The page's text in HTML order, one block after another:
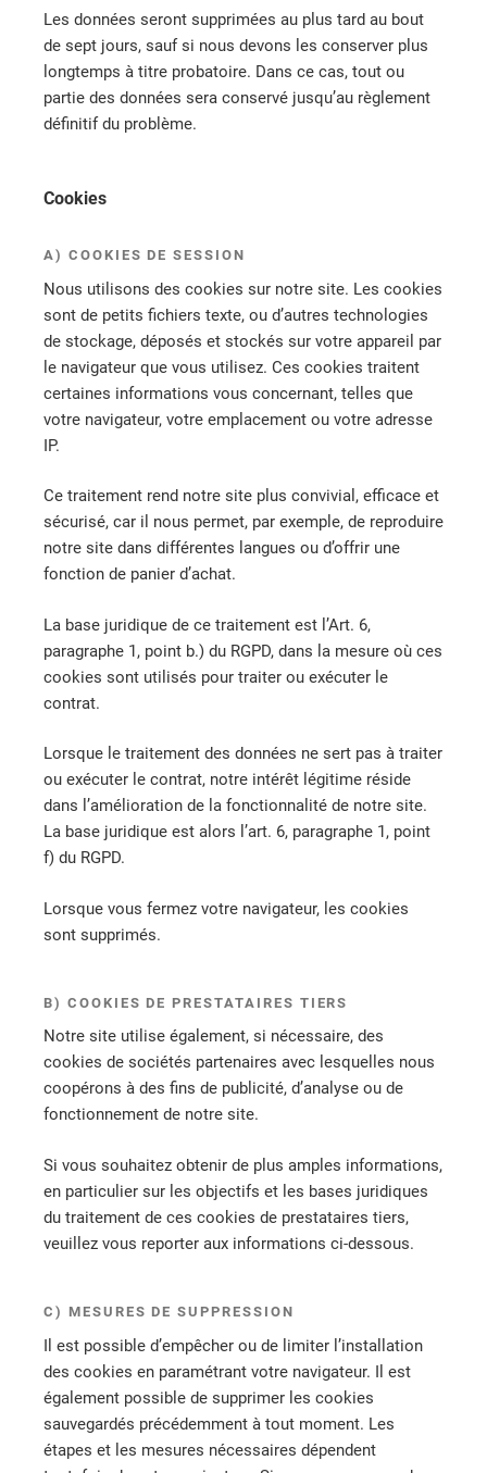
Les données seront supprimées au plus tard au bout
de sept jours, sauf si nous devons les conserver plus
longtemps à titre probatoire. Dans ce cas, tout ou
partie des données sera conservé jusqu’au règlement
définitif du problème.
Cookies
A) COOKIES DE SESSION
Nous utilisons des cookies sur notre site. Les cookies
sont de petits fichiers texte, ou d’autres technologies
de stockage, déposés et stockés sur votre appareil par
le navigateur que vous utilisez. Ces cookies traitent
certaines informations vous concernant, telles que
votre navigateur, votre emplacement ou votre adresse
IP.
Ce traitement rend notre site plus convivial, efficace et
sécurisé, car il nous permet, par exemple, de reproduire
notre site dans différentes langues ou d’offrir une
fonction de panier d’achat.
La base juridique de ce traitement est l’Art. 6,
paragraphe 1, point b.) du RGPD, dans la mesure où ces
cookies sont utilisés pour traiter ou exécuter le
contrat.
Lorsque le traitement des données ne sert pas à traiter
ou exécuter le contrat, notre intérêt légitime réside
dans l’amélioration de la fonctionnalité de notre site.
La base juridique est alors l’art. 6, paragraphe 1, point
f) du RGPD.
Lorsque vous fermez votre navigateur, les cookies
sont supprimés.
B) COOKIES DE PRESTATAIRES TIERS
Notre site utilise également, si nécessaire, des
cookies de sociétés partenaires avec lesquelles nous
coopérons à des fins de publicité, d’analyse ou de
fonctionnement de notre site.
Si vous souhaitez obtenir de plus amples informations,
en particulier sur les objectifs et les bases juridiques
du traitement de ces cookies de prestataires tiers,
veuillez vous reporter aux informations ci-dessous.
C) MESURES DE SUPPRESSION
Il est possible d’empêcher ou de limiter l’installation
des cookies en paramétrant votre navigateur. Il est
également possible de supprimer les cookies
sauvegardés précédemment à tout moment. Les
étapes et les mesures nécessaires dépendent